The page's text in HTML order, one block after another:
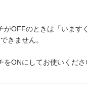
がOFFのときは「います
きません。
をONにしてお使いくださ